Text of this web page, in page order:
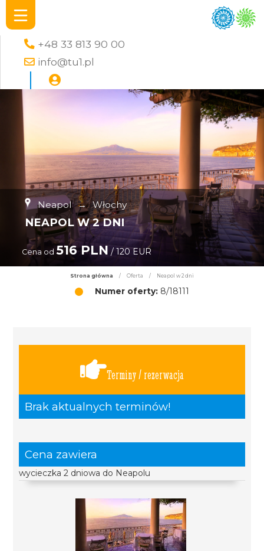
+48 33 813 90 00
info@tu1.pl
Neapol → Włochy
NEAPOL W 2 DNI
Cena od 516 PLN/ 120 EUR
Strona główna / Oferta / Neapol w 2 dni
Numer oferty: 8/18111
Terminy / rezerwacja
Brak aktualnych terminów!
Cena zawiera
wycieczka 2 dniowa do Neapolu